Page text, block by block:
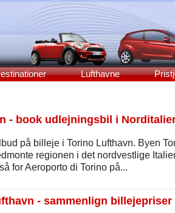
Lufthavne
- book udlejningsbil i
på billeje i Torino Lufthavn. Byen
regionen i det nordvestlige
for Aeroporto di Torino på...
- sammenlign